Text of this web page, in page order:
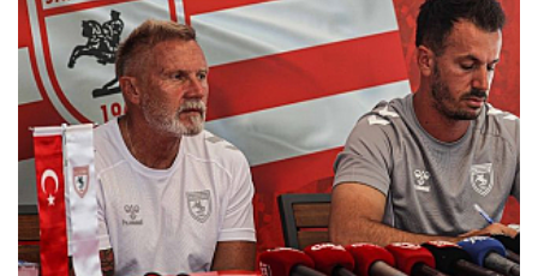
Feyzullah Akçay ANIL
Yolun Raconu!...